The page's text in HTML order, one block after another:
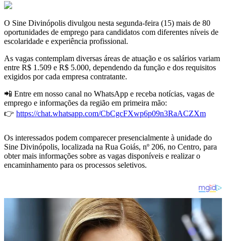
O Sine Divinópolis divulgou nesta segunda-feira (15) mais de 80
oportunidades de emprego para candidatos com diferentes níveis de
escolaridade e experiência profissional.
As vagas contemplam diversas áreas de atuação e os salários variam
entre R$ 1.509 e R$ 5.000, dependendo da função e dos requisitos
exigidos por cada empresa contratante.
📲 Entre em nosso canal no WhatsApp e receba notícias, vagas de
emprego e informações da região em primeira mão:
👉 https://chat.whatsapp.com/CbCgcFXwp6p09n3RaACZXm
Os interessados podem comparecer presencialmente à unidade do
Sine Divinópolis, localizada na Rua Goiás, nº 206, no Centro, para
obter mais informações sobre as vagas disponíveis e realizar o
encaminhamento para os processos seletivos.